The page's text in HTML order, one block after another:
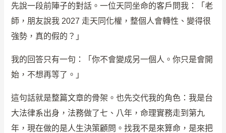
先說一段前陣子的對話。一位天同坐命的客戶問我：「老
師，朋友說我 2027 走天同化權，整個人會轉性、變得很
強勢，真的假的？」
我的回答只有一句：「你不會變成另一個人。你只是會開
始，不想再等了。」
這句話就是整篇文章的骨架。也先交代我的角色：我是台
大法律系出身，法務做了七、八年，命理實務走到第九
年，現在做的是人生決策顧問。找我不是來算命，是來把